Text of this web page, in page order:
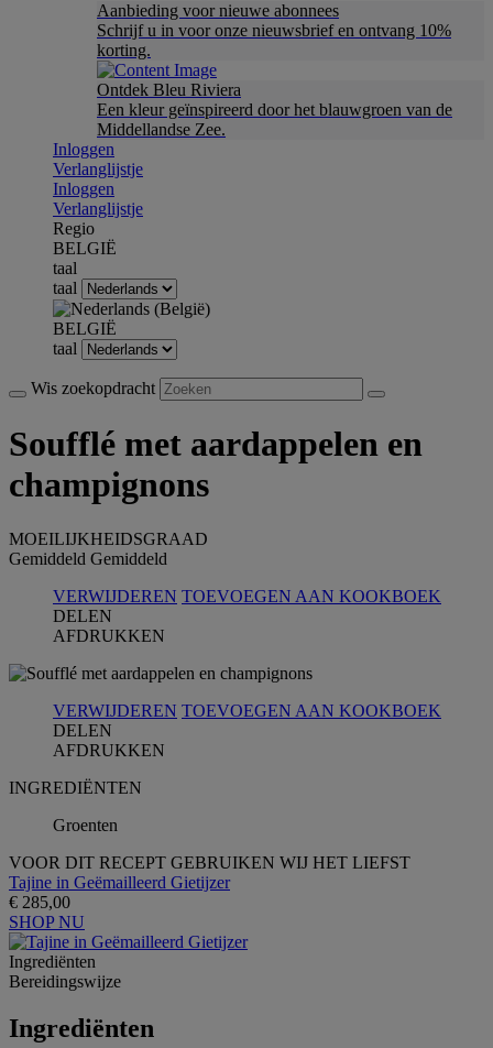
Aanbieding voor nieuwe abonnees
Schrijf u in voor onze nieuwsbrief en ontvang 10%
korting.
Ontdek Bleu Riviera
Een kleur geïnspireerd door het blauwgroen van de
Middellandse Zee.
Inloggen
Verlanglijstje
Inloggen
Verlanglijstje
Regio
BELGIË
taal
taal
BELGIË
taal
Wis zoekopdracht
Soufflé met aardappelen en
champignons
MOEILIJKHEIDSGRAAD
Gemiddeld Gemiddeld
VERWIJDEREN TOEVOEGEN AAN KOOKBOEK
DELEN
AFDRUKKEN
VERWIJDEREN TOEVOEGEN AAN KOOKBOEK
DELEN
AFDRUKKEN
INGREDIЁNTEN
Groenten
VOOR DIT RECEPT GEBRUIKEN WIJ HET LIEFST
Tajine in Geëmailleerd Gietijzer
€ 285,00
SHOP NU
Ingrediёnten
Bereidingswijze
Ingrediёnten